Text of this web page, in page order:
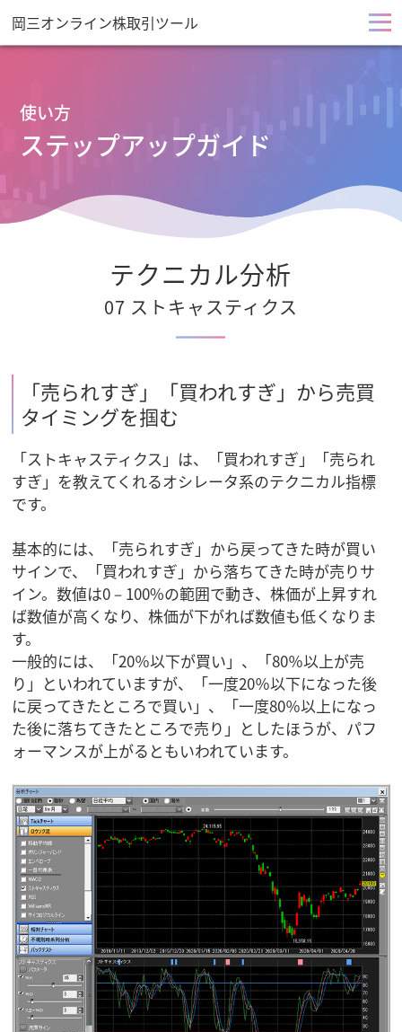
岡三オンライン株取引ツール メ
ュ
を
使い方
ステップアップガイド
テクニカル分析
07 ストキャスティクス
「売られすぎ」「買われすぎ」から売買
タイミングを掴む
「ストキャスティクス」は、「買われすぎ」「売られ
すぎ」を教えてくれるオシレータ系のテクニカル指標
です。
基本的には、「売られすぎ」から戻ってきた時が買い
サインで、「買われすぎ」から落ちてきた時が売りサ
イン。数値は0－100%の範囲で動き、株価が上昇すれ
ば数値が高くなり、株価が下がれば数値も低くなりま
す。
一般的には、「20％以下が買い」、「80％以上が売
り」といわれていますが、「一度20％以下になった後
に戻ってきたところで買い」、「一度80％以上になっ
た後に落ちてきたところで売り」としたほうが、パフ
ォーマンスが上がるともいわれています。